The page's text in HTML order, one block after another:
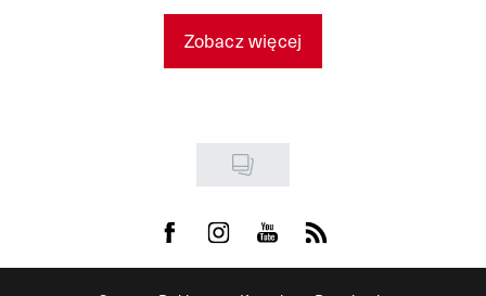
Zobacz więcej
Visit us on Facebook
Visit us on Instagram
Visit us on Youtube
Visit us on Rss